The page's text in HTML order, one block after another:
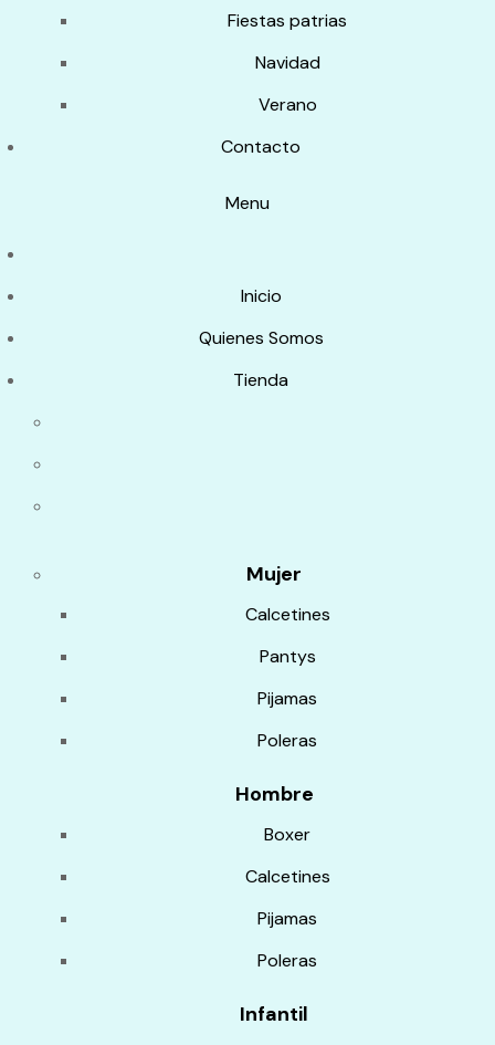
Fiestas patrias
Navidad
Verano
Contacto
Menu
Inicio
Quienes Somos
Tienda
Mujer
Calcetines
Pantys
Pijamas
Poleras
Hombre
Boxer
Calcetines
Pijamas
Poleras
Infantil